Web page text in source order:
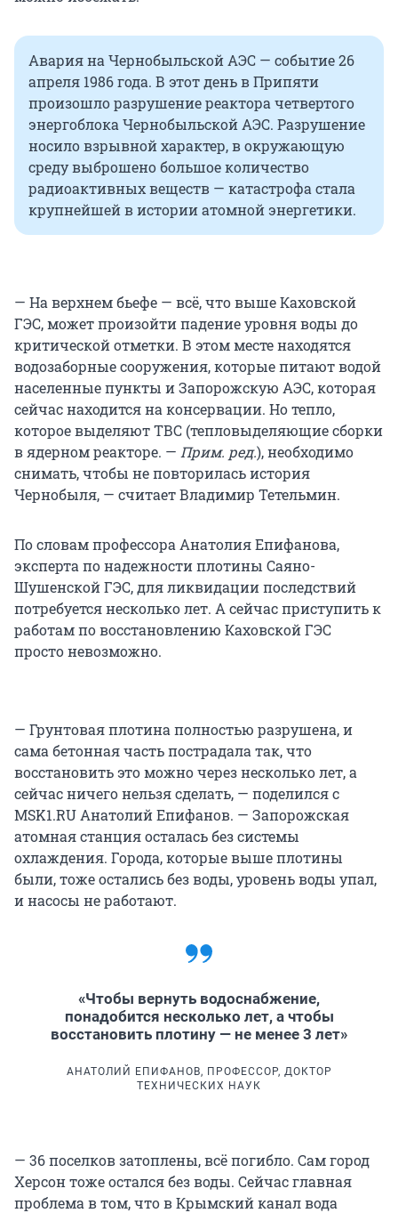
Авария на Чернобыльской АЭС — событие 26
апреля 1986 года. В этот день в Припяти
произошло разрушение реактора четвертого
энергоблока Чернобыльской АЭС. Разрушение
носило взрывной характер, в окружающую
среду выброшено большое количество
радиоактивных веществ — катастрофа стала
крупнейшей в истории атомной энергетики.
— На верхнем бьефе — всё, что выше Каховской
ГЭС, может произойти падение уровня воды до
критической отметки. В этом месте находятся
водозаборные сооружения, которые питают водой
населенные пункты и Запорожскую АЭС, которая
сейчас находится на консервации. Но тепло,
которое выделяют ТВС (тепловыделяющие сборки
в ядерном реакторе. — Прим. ред.), необходимо
снимать, чтобы не повторилась история
Чернобыля, — считает Владимир Тетельмин.
По словам профессора Анатолия Епифанова,
эксперта по надежности плотины Саяно-
Шушенской ГЭС, для ликвидации последствий
потребуется несколько лет. А сейчас приступить к
работам по восстановлению Каховской ГЭС
просто невозможно.
— Грунтовая плотина полностью разрушена, и
сама бетонная часть пострадала так, что
восстановить это можно через несколько лет, а
сейчас ничего нельзя сделать, — поделился с
MSK1.RU Анатолий Епифанов. — Запорожская
атомная станция осталась без системы
охлаждения. Города, которые выше плотины
были, тоже остались без воды, уровень воды упал,
и насосы не работают.
«Чтобы вернуть водоснабжение,
понадобится несколько лет, а чтобы
восстановить плотину — не менее 3 лет»
АНАТОЛИЙ ЕПИФАНОВ, ПРОФЕССОР, ДОКТОР
ТЕХНИЧЕСКИХ НАУК
— 36 поселков затоплены, всё погибло. Сам город
Херсон тоже остался без воды. Сейчас главная
проблема в том, что в Крымский канал вода